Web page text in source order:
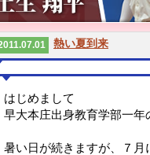
熱い夏到来
はじめまして
早大本庄出身教育学部一年
暑い日が続きますが、７